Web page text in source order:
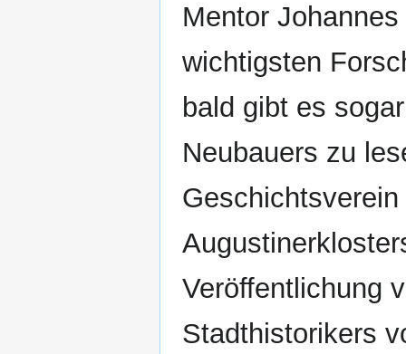
Mentor
wichtigsten
bald gibt es
Neubauers zu
Veröffentlichung
Stadthistorikers